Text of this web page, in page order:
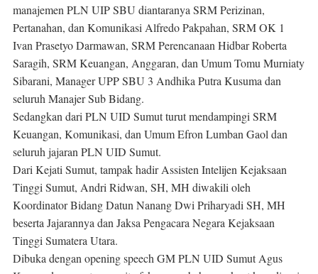
manajemen PLN UIP SBU diantaranya SRM Perizinan,
Pertanahan, dan Komunikasi Alfredo Pakpahan, SRM OK 1
Ivan Prasetyo Darmawan, SRM Perencanaan Hidbar Roberta
Saragih, SRM Keuangan, Anggaran, dan Umum Tomu Murniaty
Sibarani, Manager UPP SBU 3 Andhika Putra Kusuma dan
seluruh Manajer Sub Bidang.
Sedangkan dari PLN UID Sumut turut mendampingi SRM
Keuangan, Komunikasi, dan Umum Efron Lumban Gaol dan
seluruh jajaran PLN UID Sumut.
Dari Kejati Sumut, tampak ⁠hadir Assisten Intelijen Kejaksaan
Tinggi Sumut, Andri Ridwan, SH, MH diwakili oleh
Koordinator Bidang Datun Nanang Dwi Priharyadi SH, MH
beserta Jajarannya dan Jaksa Pengacara Negara Kejaksaan
Tinggi Sumatera Utara.
Dibuka dengan opening speech GM PLN UID Sumut Agus